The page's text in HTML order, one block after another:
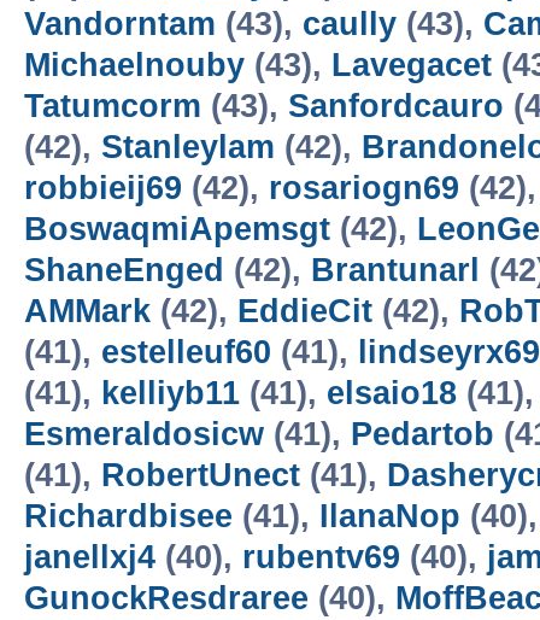
Vandorntam (43), caully (43),
Michaelnouby (43), Lavegacet
Tatumcorm (43), Sanfordcauro
(42), Stanleylam (42),
robbieij69 (42), rosariogn69
BoswaqmiApemsgt (42),
ShaneEnged (42), Brantunarl
AMMark (42), EddieCit (42),
(41), estelleuf60 (41),
lindseyrx69
(41), kelliyb11 (41), elsaio18
Esmeraldosicw (41), Pedartob
(41), RobertUnect (41),
Richardbisee (41), IlanaNop
janellxj4 (40), rubentv69 (40),
GunockResdraree (40),